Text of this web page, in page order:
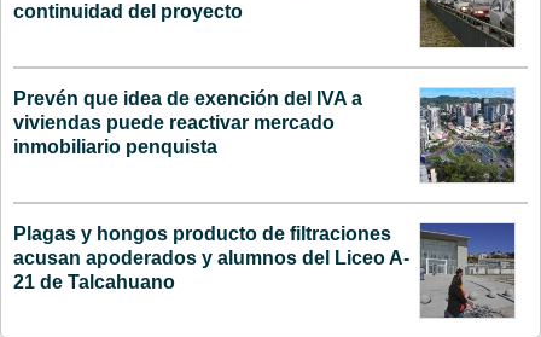
continuidad del proyecto
Prevén que idea de exención del IVA a
viviendas puede reactivar mercado
inmobiliario penquista
Plagas y hongos producto de filtraciones
acusan apoderados y alumnos del Liceo A-
21 de Talcahuano